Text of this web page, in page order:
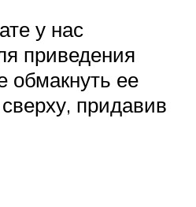
у нас
приведения
ее
придавив